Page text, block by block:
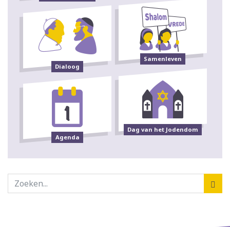
Dialoog
Samenleven
Agenda
Dag van het Jodendom